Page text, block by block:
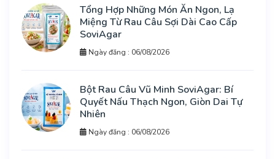
Tổng Hợp Những Món Ăn Ngon, Lạ
Miệng Từ Rau Câu Sợi Dài Cao Cấp
SoviAgar
Ngày đăng : 06/08/2026
Bột Rau Câu Vũ Minh SoviAgar: Bí
Quyết Nấu Thạch Ngon, Giòn Dai Tự
Nhiên
Ngày đăng : 06/08/2026